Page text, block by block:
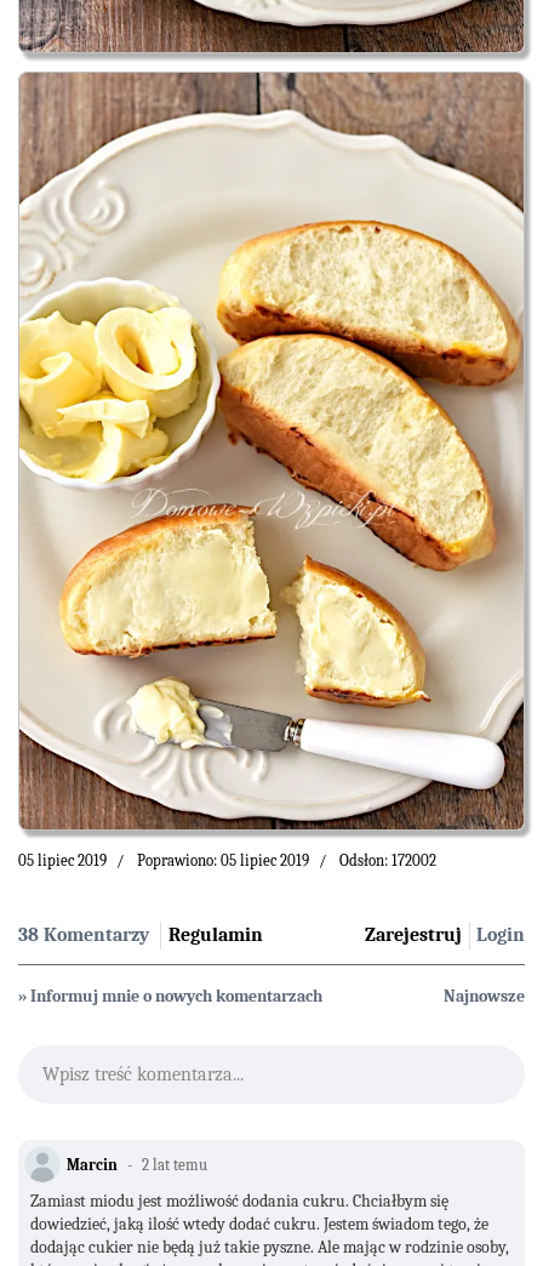
05 lipiec 2019 Poprawiono: 05 lipiec 2019 Odsłon: 172002
38 Komentarzy Regulamin Login
Zarejestruj
» Informuj mnie o nowych komentarzach Najnowsze
Wpisz treść komentarza...
Marcin 2 lat temu
Zamiast miodu jest możliwość dodania cukru. Chciałbym się
dowiedzieć, jaką ilość wtedy dodać cukru. Jestem świadom tego, że
dodając cukier nie będą już takie pyszne. Ale mając w rodzinie osoby,